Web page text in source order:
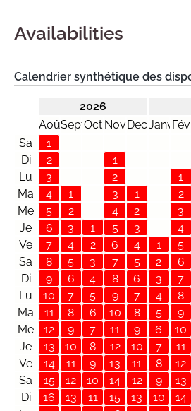
Availabilities
Calendrier synthétique des
2026
AoûtSeptOct NovDecJanvFév
Sa
Di
Lu
Ma
Me
Je
Ve
Sa
Di
Lu
Ma
Me
Je
Ve
Sa
Di
1
2
3
4
5
6
7
8
9
10
11
12
13
14
15
16
1
2
3
4
5
6
7
8
9
10
11
12
13
1
2
3
4
5
6
7
8
9
10
11
1
2
3
4
5
6
7
8
9
10
11
12
13
14
15
1
2
3
4
5
6
7
8
9
10
11
12
13
1
2
3
4
5
6
7
8
9
10
1
2
3
4
5
6
7
8
9
10
11
12
13
14